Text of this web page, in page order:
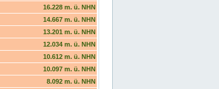
16.228 m. ü. NHN
14.667 m. ü. NHN
13.201 m. ü. NHN
12.034 m. ü. NHN
10.612 m. ü. NHN
10.097 m. ü. NHN
8.092 m. ü. NHN